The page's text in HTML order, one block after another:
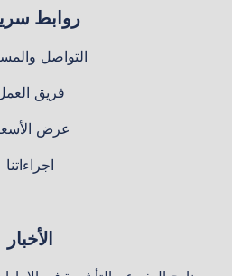
روابط
التواصل
فريق
عرض
اجراءاتنا
الأخبار